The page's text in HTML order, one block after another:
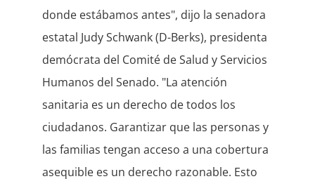
donde estábamos antes", dijo la senadora
estatal Judy Schwank (D-Berks), presidenta
demócrata del Comité de Salud y Servicios
Humanos del Senado. "La atención
sanitaria es un derecho de todos los
ciudadanos. Garantizar que las personas y
las familias tengan acceso a una cobertura
asequible es un derecho razonable. Esto